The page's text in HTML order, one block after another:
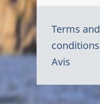
Terms and
conditions
Avis